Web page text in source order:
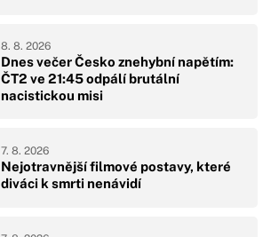
Dnes večer Česko znehybní napětím:
ČT2 ve 21:45 odpálí brutální
nacistickou misi
8. 8. 2026
Nejotravnější filmové postavy, které
diváci k smrti nenávidí
7. 8. 2026